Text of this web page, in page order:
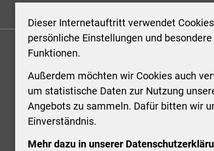
Dieser Internetauftritt verwendet
persönliche Einstellungen und besondere
Funktionen.
Außerdem möchten wir Cookies auch
um statistische Daten zur Nutzung
Angebots zu sammeln. Dafür bitten wir
Einverständnis.
Mehr dazu in unserer
KONTAKT
Stadt Aschersleben
Markt 1
06449 Aschersleben
+49 3473 958-0
Uhr
Uhr